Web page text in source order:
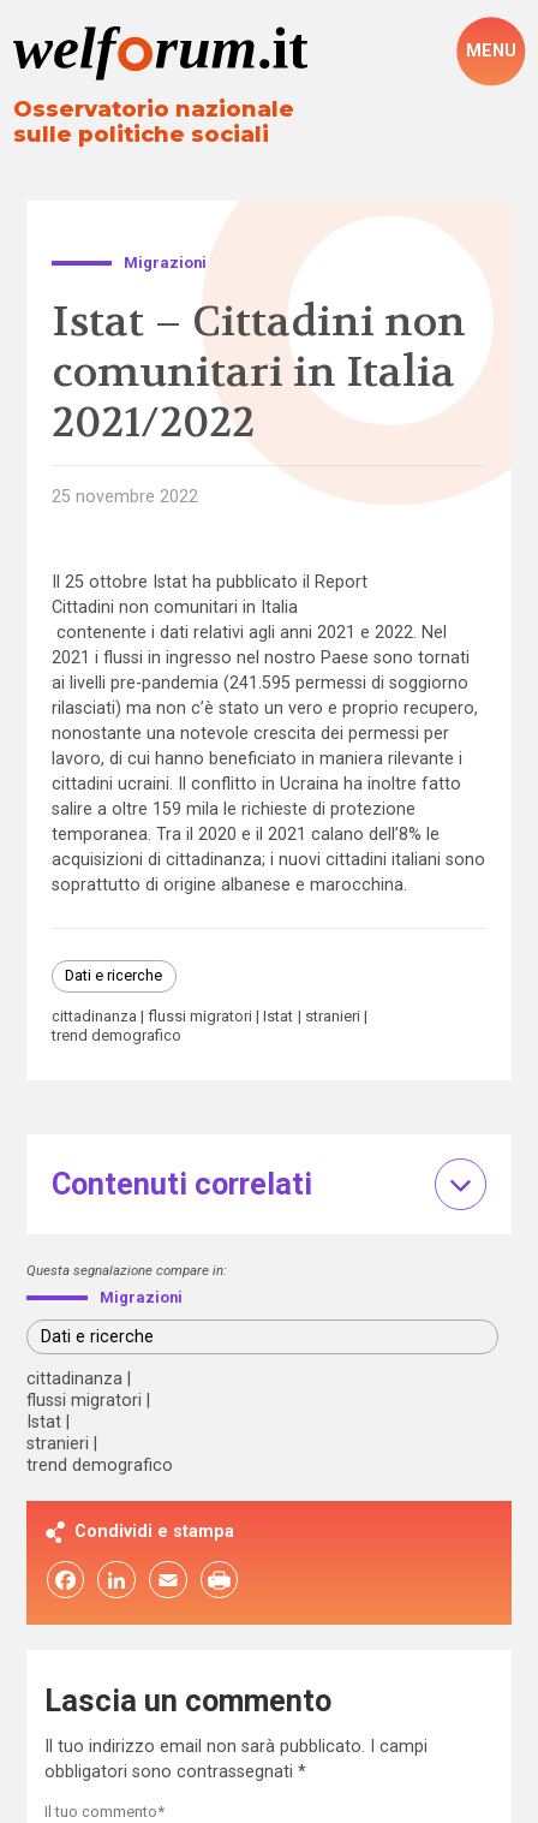
Osservatorio nazionale
sulle politiche sociali
MENU
Migrazioni
Istat – Cittadini non
comunitari in Italia
2021/2022
25 novembre 2022
Il 25 ottobre Istat ha pubblicato il Report
Cittadini non comunitari in Italia
contenente i dati relativi agli anni 2021 e 2022. Nel
2021 i flussi in ingresso nel nostro Paese sono tornati
ai livelli pre-pandemia (241.595 permessi di soggiorno
rilasciati) ma non c’è stato un vero e proprio recupero,
nonostante una notevole crescita dei permessi per
lavoro, di cui hanno beneficiato in maniera rilevante i
cittadini ucraini. Il conflitto in Ucraina ha inoltre fatto
salire a oltre 159 mila le richieste di protezione
temporanea. Tra il 2020 e il 2021 calano dell’8% le
acquisizioni di cittadinanza; i nuovi cittadini italiani sono
soprattutto di origine albanese e marocchina.
Dati e ricerche
cittadinanza flussi migratori Istat
stranieri
trend demografico
Contenuti correlati
Questa segnalazione compare in:
Migrazioni
Dati e ricerche
cittadinanza
flussi migratori
Istat
stranieri
trend demografico
Condividi e stampa
FacebookLinkedIn Email
Lascia un commento
Il tuo indirizzo email non sarà pubblicato.
I campi
obbligatori sono contrassegnati *